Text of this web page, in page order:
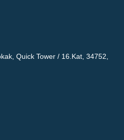
açık rızamla onay veriyorum.
Quick Tower / 16.Kat, 34752,